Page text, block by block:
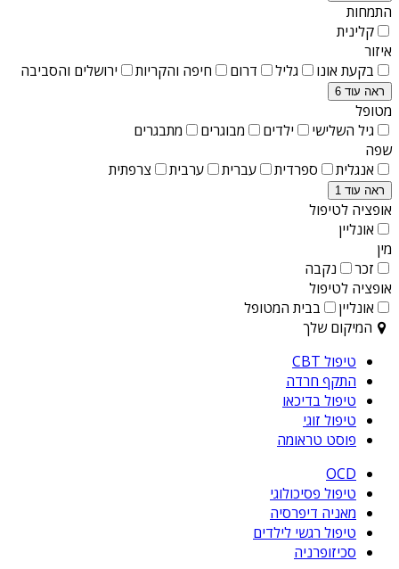
התמחות
קלינית
איזור
בקעת אונו
גליל דרום חיפה והקריות ירושלים והסביבה
ראה עוד 6
מטופל
גיל השלישי
ילדים מבוגרים
מתבגרים
שפה
אנגלית
ספרדית עברית ערבית צרפתית
ראה עוד 1
אופציה לטיפול
אונליין
מין
זכר
נקבה
אופציה לטיפול
אונליין
בבית המטופל
המיקום שלך
טיפול CBT
התקף חרדה
טיפול בדיכאו
טיפול זוגי
פוסט טראומה
OCD
טיפול פסיכולוגי
מאניה דיפרסיה
טיפול רגשי לילדים
סכיזופרניה